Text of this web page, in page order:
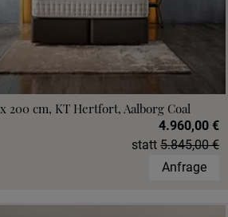
200 cm, KT Hertfort, Aalborg Coal
4.960,00 €
statt 5.845,00 €
Anfrage